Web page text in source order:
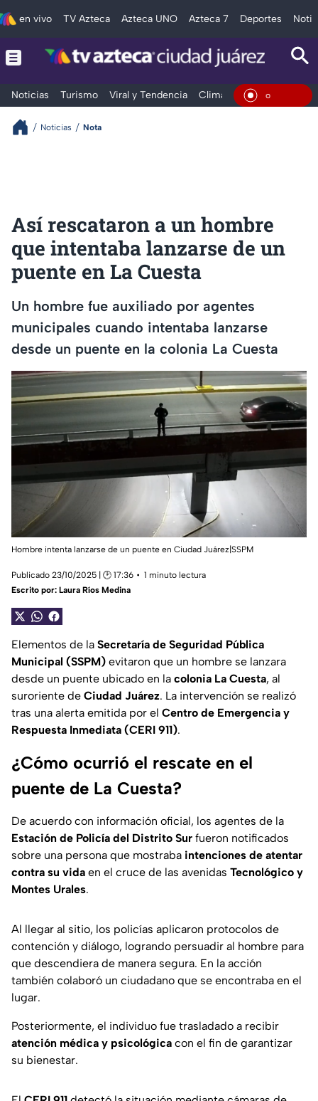
en vivo TV Azteca Azteca UNO Azteca 7 Deportes
Noticias Turismo Viral y Tendencia Clima Deportes En Vivo
Noticias Nota
Así rescataron a un hombre
que intentaba lanzarse de un
puente en La Cuesta
Un hombre fue auxiliado por agentes
municipales cuando intentaba lanzarse
desde un puente en la colonia La Cuesta
Hombre intenta lanzarse de un puente en Ciudad Juárez|SSPM
Publicado 23/10/2025 | 🕑 17:36
1 minuto lectura
Escrito por: Laura Ríos Medina
Elementos de la Secretaría de Seguridad Pública
Municipal (SSPM) evitaron que un hombre se lanzara
desde un puente ubicado en la colonia La Cuesta, al
suroriente de Ciudad Juárez. La intervención se realizó
tras una alerta emitida por el Centro de Emergencia y
Respuesta Inmediata (CERI 911).
¿Cómo ocurrió el rescate en el
puente de La Cuesta?
De acuerdo con información oficial, los agentes de la
Estación de Policía del Distrito Sur fueron notificados
sobre una persona que mostraba intenciones de atentar
contra su vida en el cruce de las avenidas Tecnológico y
Montes Urales.
Al llegar al sitio, los policías aplicaron protocolos de
contención y diálogo, logrando persuadir al hombre para
que descendiera de manera segura. En la acción
también colaboró un ciudadano que se encontraba en el
lugar.
Posteriormente, el individuo fue trasladado a recibir
atención médica y psicológica con el fin de garantizar
su bienestar.